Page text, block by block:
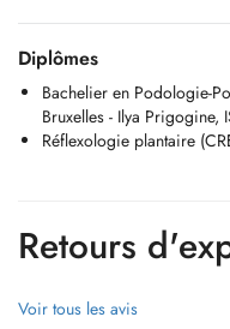
Diplômes
Bachelier en Podologie-
Bruxelles - Ilya Prigogine,
Réflexologie plantaire
Retours
Voir tous les avis